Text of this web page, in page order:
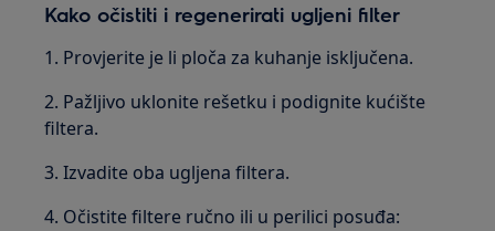
Kako očistiti i regenerirati ugljeni filter
1. Provjerite je li ploča za kuhanje isključena.
2. Pažljivo uklonite rešetku i podignite kućište
filtera.
3. Izvadite oba ugljena filtera.
4. Očistite filtere ručno ili u perilici posuđa: